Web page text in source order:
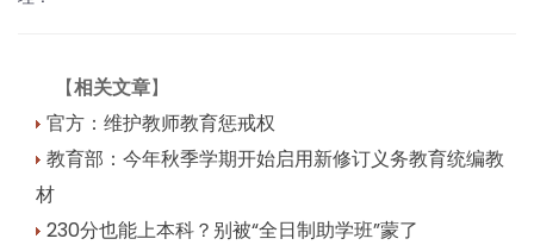
【相关文章】
官方：维护教师教育惩戒权
教育部：今年秋季学期开始启用新修订义务教育统编教
材
230分也能上本科？别被“全日制助学班”蒙了